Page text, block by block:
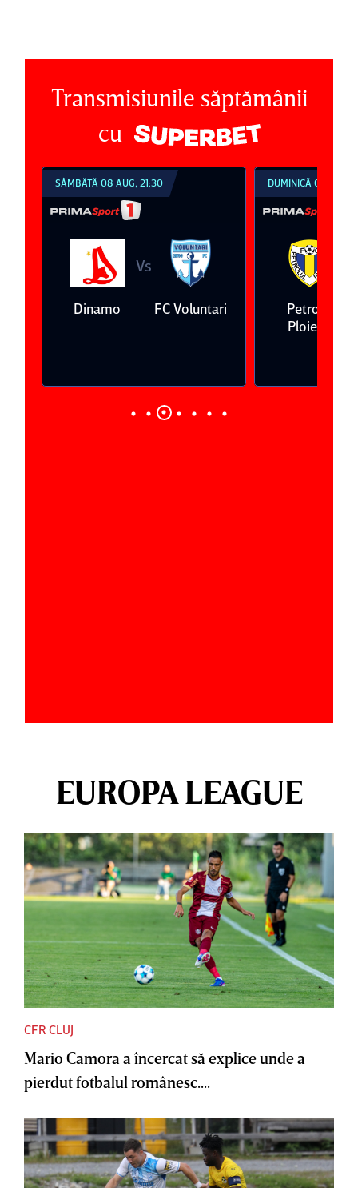
Transmisiunile săptămânii
cu
SÂMBĂTĂ 08 AUG, 21:30
Dinamo
Vs
FC Voluntari
DUMINICĂ 09 AUG,
Petrolul
Ploieşti
EUROPA LEAGUE
CFR CLUJ
Mario Camora a încercat să explice unde a
pierdut fotbalul românesc....